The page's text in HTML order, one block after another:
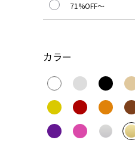
71%OFF～
カラー